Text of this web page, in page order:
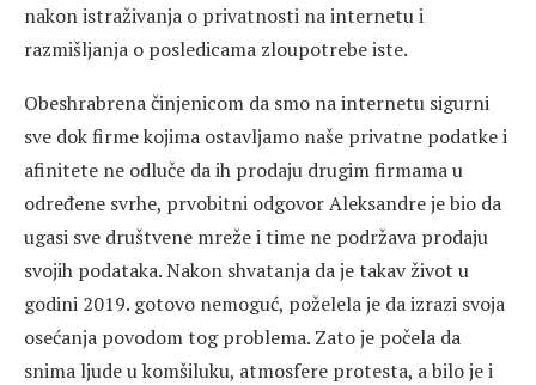
nakon istraživanja o privatnosti na internetu i
razmišljanja o posledicama zloupotrebe iste.
Obeshrabrena činjenicom da smo na internetu sigurni
sve dok firme kojima ostavljamo naše privatne podatke i
afinitete ne odluče da ih prodaju drugim firmama u
određene svrhe, prvobitni odgovor Aleksandre je bio da
ugasi sve društvene mreže i time ne podržava prodaju
svojih podataka. Nakon shvatanja da je takav život u
godini 2019. gotovo nemoguć, poželela je da izrazi svoja
osećanja povodom tog problema. Zato je počela da
snima ljude u komšiluku, atmosfere protesta, a bilo je i